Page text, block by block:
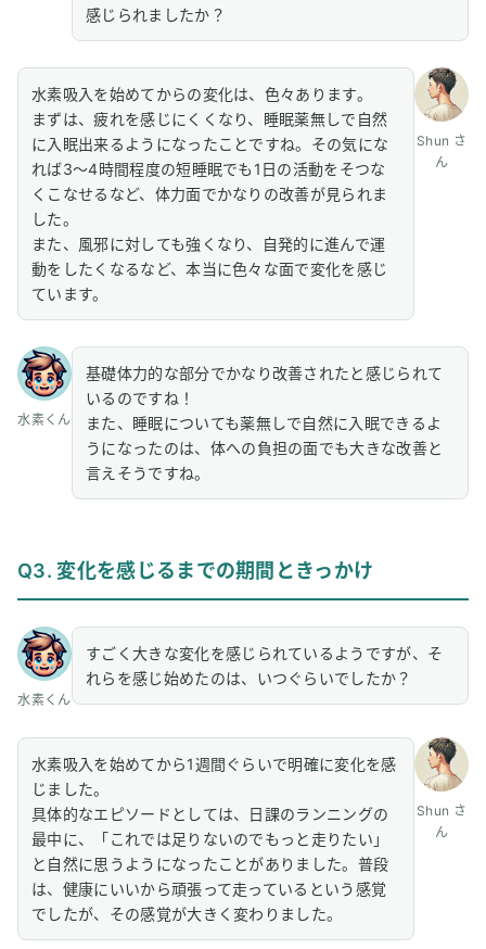
感じられましたか？
Shun さ
ん
水素吸入を始めてからの変化は、色々あります。
まずは、疲れを感じにくくなり、睡眠薬無しで自然
に入眠出来るようになったことですね。その気にな
れば3〜4時間程度の短睡眠でも1日の活動をそつな
くこなせるなど、体力面でかなりの改善が見られま
した。
また、風邪に対しても強くなり、自発的に進んで運
動をしたくなるなど、本当に色々な面で変化を感じ
ています。
水素くん
基礎体力的な部分でかなり改善されたと感じられて
いるのですね！
また、睡眠についても薬無しで自然に入眠できるよ
うになったのは、体への負担の面でも大きな改善と
言えそうですね。
Q3. 変化を感じるまでの期間ときっかけ
水素くん
すごく大きな変化を感じられているようですが、そ
れらを感じ始めたのは、いつぐらいでしたか？
Shun さ
ん
水素吸入を始めてから1週間ぐらいで明確に変化を感
じました。
具体的なエピソードとしては、日課のランニングの
最中に、「これでは足りないのでもっと走りたい」
と自然に思うようになったことがありました。普段
は、健康にいいから頑張って走っているという感覚
でしたが、その感覚が大きく変わりました。